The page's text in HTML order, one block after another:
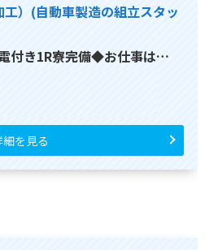
）(自動車製造の組立スタッ
付き1R寮完備◆お仕事は…
細を見る